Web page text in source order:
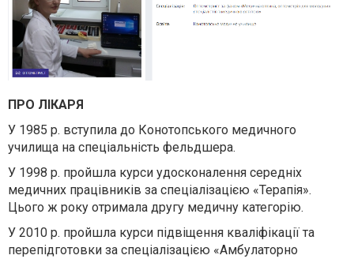
ПРО ЛІКАРЯ
У 1985 р. вступила до Конотопського медичного
училища на спеціальність фельдшера.
У 1998 р. пройшла курси удосконалення середніх
медичних працівників за спеціалізацією «Терапія».
Цього ж року отримала другу медичну категорію.
У 2010 р. пройшла курси підвіщення кваліфікації та
перепідготовки за спеціалізацією «Амбулаторно